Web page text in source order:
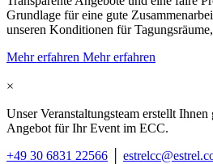
Grundlage für eine gute
unseren Konditionen für
Mehr erfahren Mehr erfahren
×
Unser Veranstaltungsteam erstellt
Angebot für Ihr Event im ECC.
+49 30 6831 22566